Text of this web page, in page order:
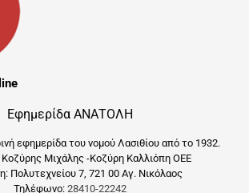
Εφημερίδα ΑΝΑΤΟΛΗ
εφημερίδα του νομού Λασιθίου από το 1932.
Κοζύρης Μιχάλης -Κοζύρη Καλλιόπη ΟΕΕ
Πολυτεχνείου 7, 721 00 Αγ. Νικόλαος
Τηλέφωνο: 28410-22242